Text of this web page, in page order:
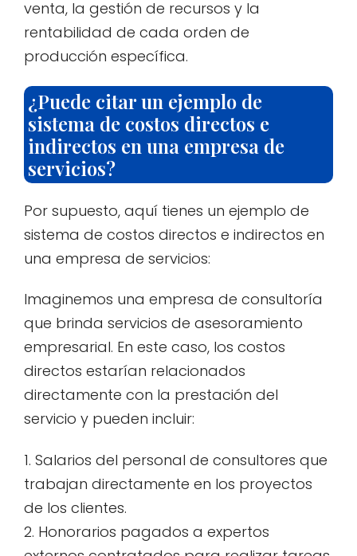
venta, la gestión de recursos y la
rentabilidad de cada orden de
producción específica.
¿Puede citar un ejemplo de
sistema de costos directos e
indirectos en una empresa de
servicios?
Por supuesto, aquí tienes un ejemplo de
sistema de costos directos e indirectos en
una empresa de servicios:
Imaginemos una empresa de consultoría
que brinda servicios de asesoramiento
empresarial. En este caso, los costos
directos estarían relacionados
directamente con la prestación del
servicio y pueden incluir:
1. Salarios del personal de consultores que
trabajan directamente en los proyectos
de los clientes.
2. Honorarios pagados a expertos